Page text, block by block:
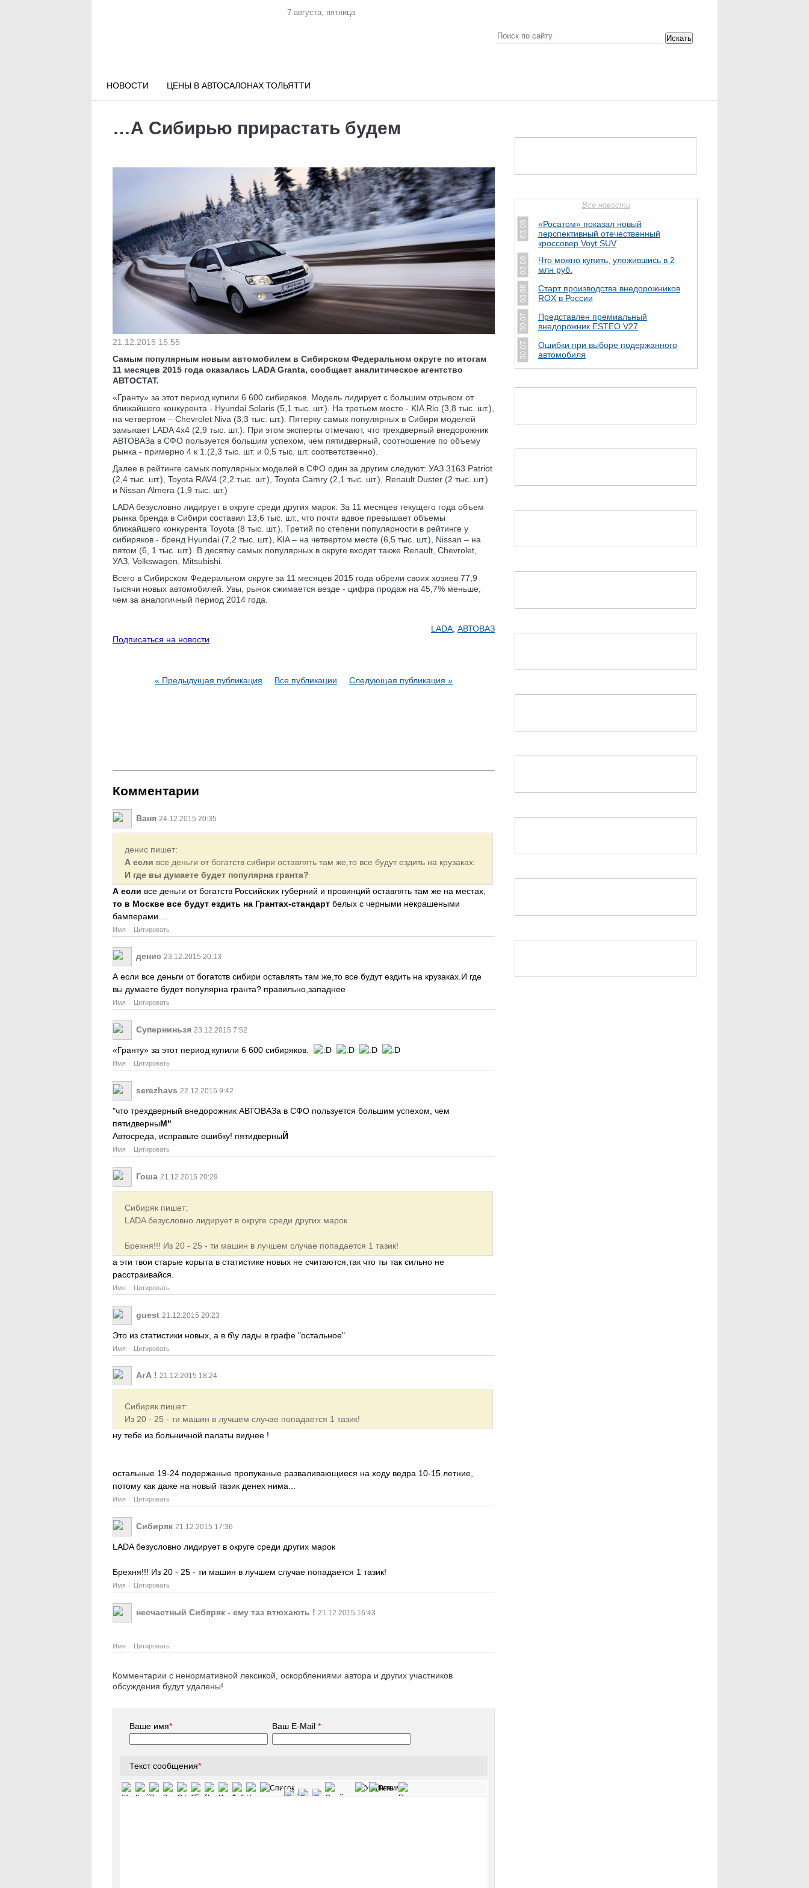
7 августа, пятница
Искать
НОВОСТИ ЦЕНЫ В АВТОСАЛОНАХ ТОЛЬЯТТИ
…А Сибирью прирастать будем
21.12.2015 15:55
Самым популярным новым автомобилем в Сибирском Федеральном округе по итогам
11 месяцев 2015 года оказалась LADA Granta, сообщает аналитическое агентство
АВТОСТАТ.
«Гранту» за этот период купили 6 600 сибиряков. Модель лидирует с большим отрывом от
ближайшего конкурента - Hyundai Solaris (5,1 тыс. шт.). На третьем месте - KIA Rio (3,8 тыс. шт.),
на четвертом – Chevrolet Niva (3,3 тыс. шт.). Пятерку самых популярных в Сибири моделей
замыкает LADA 4x4 (2,9 тыс. шт.). При этом эксперты отмечают, что трехдверный внедорожник
АВТОВАЗа в СФО пользуется большим успехом, чем пятидверный, соотношение по объему
рынка - примерно 4 к 1.(2,3 тыс. шт. и 0,5 тыс. шт. соответственно).
Далее в рейтинге самых популярных моделей в СФО один за другим следуют: УАЗ 3163 Patriot
(2,4 тыс. шт.), Toyota RAV4 (2,2 тыс. шт.), Toyota Camry (2,1 тыс. шт.), Renault Duster (2 тыс. шт.)
и Nissan Almera (1,9 тыс. шт.)
LADA безусловно лидирует в округе среди других марок. За 11 месяцев текущего года объем
рынка бренда в Сибири составил 13,6 тыс. шт., что почти вдвое превышает объемы
ближайшего конкурента Toyota (8 тыс. шт.). Третий по степени популярности в рейтинге у
сибиряков - бренд Hyundai (7,2 тыс. шт.), KIA – на четвертом месте (6,5 тыс. шт.), Nissan – на
пятом (6, 1 тыс. шт.). В десятку самых популярных в округе входят также Renault, Chevrolet,
УАЗ, Volkswagen, Mitsubishi.
Всего в Сибирском Федеральном округе за 11 месяцев 2015 года обрели своих хозяев 77,9
тысячи новых автомобилей. Увы, рынок сжимается везде - цифра продаж на 45,7% меньше,
чем за аналогичный период 2014 года.
LADA АВТОВАЗ
Подписаться на новости
« Предыдущая публикация Все публикации Следующая публикация »
Комментарии
Ваня 24.12.2015 20:35
денис пишет:
А если все деньги от богатств сибири оставлять там же,то все будут ездить на крузаках.
И где вы думаете будет популярна гранта?
А если все деньги от богатств Российских губерний и провинций оставлять там же на местах,
то в Москве все будут ездить на Грантах-стандарт белых с черными некрашеными
бамперами....
Имя Цитировать
денис 23.12.2015 20:13
А если все деньги от богатств сибири оставлять там же,то все будут ездить на крузаках.И где
вы думаете будет популярна гранта? правильно,западнее
Имя Цитировать
Суперниньзя 23.12.2015 7:52
«Гранту» за этот период купили 6 600 сибиряков.
Имя Цитировать
serezhavs 22.12.2015 9:42
"что трехдверный внедорожник АВТОВАЗа в СФО пользуется большим успехом, чем
пятидверныМ"
Автосреда, исправьте ошибку! пятидверныЙ
Имя Цитировать
Гоша 21.12.2015 20:29
Сибиряк пишет:
LADA безусловно лидирует в округе среди других марок
Брехня!!! Из 20 - 25 - ти машин в лучшем случае попадается 1 тазик!
а эти твои старые корыта в статистике новых не считаются,так что ты так сильно не
расстраивайся.
Имя Цитировать
guest 21.12.2015 20:23
Это из статистики новых, а в б\у лады в графе "остальное"
Имя Цитировать
АгА ! 21.12.2015 18:24
Сибиряк пишет:
Из 20 - 25 - ти машин в лучшем случае попадается 1 тазик!
ну тебе из больничной палаты виднее !
остальные 19-24 подержаные пропуканые разваливающиеся на ходу ведра 10-15 летние,
потому как даже на новый тазик денех нима...
Имя Цитировать
Сибиряк 21.12.2015 17:36
LADA безусловно лидирует в округе среди других марок
Брехня!!! Из 20 - 25 - ти машин в лучшем случае попадается 1 тазик!
Имя Цитировать
несчастный Сибяряк - ему таз втюхають ! 21.12.2015 16:43
Имя Цитировать
Комментарии с ненормативной лексикой, оскорблениями автора и других участников
обсуждения будут удалены!
Ваше имя* Ваш E-Mail*
Текст сообщения*
Все новости
03.08
«Росатом» показал новый
перспективный отечественный
кроссовер Voyt SUV
03.08
Что можно купить, уложившись в 2
млн руб.
03.08
Cтарт производства внедорожников
ROX в России
30.07
Представлен премиальный
внедорожник ESTEO V27
30.07
Ошибки при выборе подержанного
автомобиля